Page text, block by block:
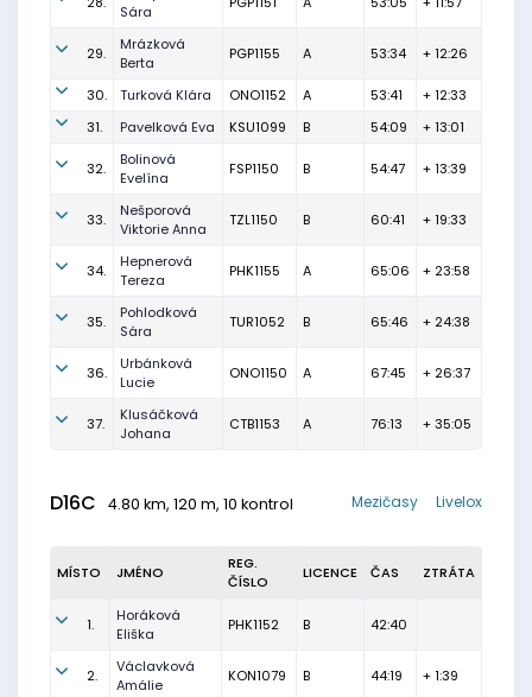
Sára
29.
Mrázková
Berta
PGP1155 A 53:34 + 12:26
30. Turková Klára ONO1152 A 53:41
+ 12:33
31.
Pavelková Eva KSU1099 B 54:09 + 13:01
32.
Bolinová
Evelína
FSP1150 B 54:47 + 13:39
33.
Nešporová
Viktorie Anna
TZL1150 B 60:41 + 19:33
34.
Hepnerová
Tereza
PHK1155 A 65:06 + 23:58
35.
Pohlodková
Sára
TUR1052 B 65:46 + 24:38
36.
Urbánková
Lucie
ONO1150 A 67:45 + 26:37
37.
Klusáčková
Johana
CTB1153 A 76:13 + 35:05
D16C 4.80 km, 120 m, 10 kontrol Livelox
Mezičasy
MÍSTO JMÉNO
REG.
ČÍSLO
LICENCE ČAS ZTRÁTA
1.
Horáková
Eliška
PHK1152 B 42:40
2.
Václavková
Amálie
KON1079 B 44:19 + 1:39